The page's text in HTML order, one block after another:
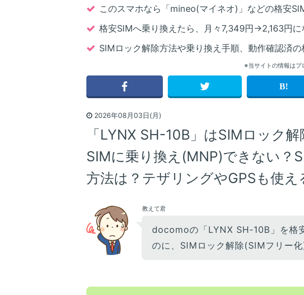
このスマホなら「mineo(マイネオ)」などの格安
格安SIMへ乗り換えたら、月々7,349円→2,163円に
SIMロック解除方法や乗り換え手順、動作確認済
※当サイトの情報はプ
2026年08月03日(月)
「LYNX SH-10B」はSIMロック
SIMに乗り換え(MNP)できない？
方法は？テザリングやGPSも使え
教えて君
docomoの「LYNX SH-10B」を格
のに、SIMロック解除(SIMフリー化